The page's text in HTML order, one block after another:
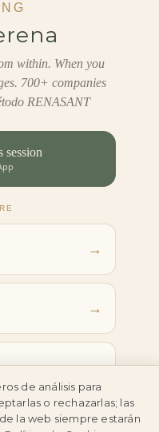
within. When you
700+ companies
RENASANT
session
→
→
→
→
de análisis para
o rechazarlas; las
la web siempre estarán